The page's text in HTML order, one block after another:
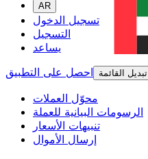
AR
تسجيل الدخول
التسجيل
يساعد
احصل على التطبيق
تبديل القائمة
محوّل العملات
الرسومات البيانية للعملة
تنبيهات الأسعار
إرسال الأموال